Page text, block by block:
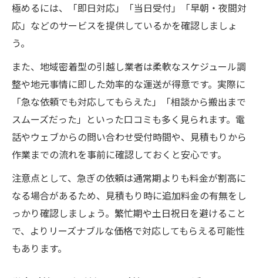
極めるには、「即日対応」「当日受付」「早朝・夜間対
応」などのサービスを提供しているかを確認しましょ
う。
また、地域密着型の引越し業者は柔軟なスケジュール調
整や地元事情に即した効率的な運送が得意です。実際に
「急な依頼でも対応してもらえた」「相談から搬出まで
スムーズだった」といった口コミも多く見られます。電
話やウェブからの問い合わせ受付時間や、見積もりから
作業までの流れを事前に確認しておくと安心です。
注意点として、急ぎの依頼は通常期よりも料金が割高に
なる場合があるため、見積もり時に追加料金の有無をし
っかり確認しましょう。繁忙期や土日祝日を避けること
で、よりリーズナブルな価格で対応してもらえる可能性
もあります。